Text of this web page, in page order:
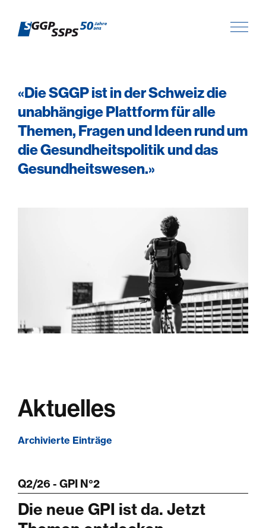
«Die SGGP ist in der Schweiz die
unabhängige Plattform für alle
Themen, Fragen und Ideen rund um
die Gesundheitspolitik und das
Gesundheitswesen.»
Aktuelles
Archivierte Einträge
Q2/26 - GPI N°2
Die neue GPI ist da. Jetzt